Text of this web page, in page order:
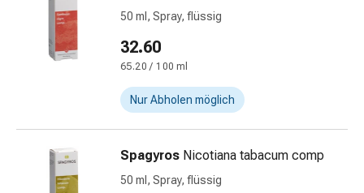
(Schnarchen)
Atemwege
Nasenmittel
Atmungstraktbeschwerden
Infektionen
Osteoporose
Immunsuppressiva
50 ml, Spray, flüssig
32.60
65.20 / 100 ml
Nur Abholen möglich
Spagyros Nicotiana tabacum comp
50 ml, Spray, flüssig